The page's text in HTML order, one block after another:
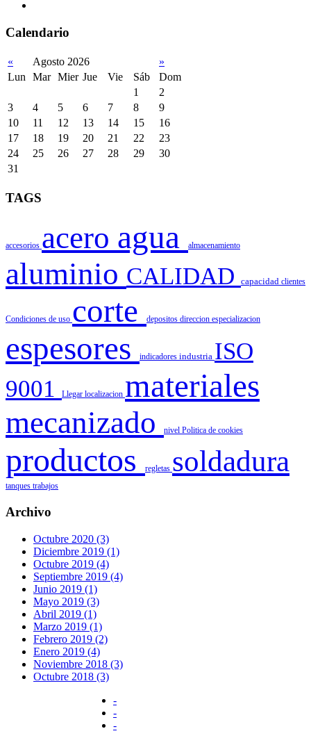
Calendario
« Agosto 2026
»
Lun
Mar Mier Jue Vie Sáb
Dom
1
2
3
4 5 6 7 8
9
10
11 12 13 14 15
16
17
18 19 20 21 22
23
24
25 26 27 28 29
30
31
TAGS
accesorios acero agua almacenamiento
aluminio CALIDAD capacidad clientes
Condiciones de uso corte depositos direccion especializacion
espesores indicadores industria ISO
9001
Llegar localizacion materiales
mecanizado nivel Politica de cookies
productos regletas soldadura
tanques trabajos
Archivo
Octubre 2020 (3)
Diciembre 2019 (1)
Octubre 2019 (4)
Septiembre 2019 (4)
Junio 2019 (1)
Mayo 2019 (3)
Abril 2019 (1)
Marzo 2019 (1)
Febrero 2019 (2)
Enero 2019 (4)
Noviembre 2018 (3)
Octubre 2018 (3)
-
-
-